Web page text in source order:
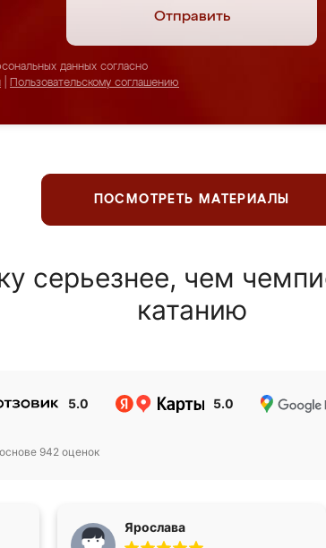
Отправить
данных согласно
Пользовательскому соглашению
ПОСМОТРЕТЬ МАТЕРИАЛЫ
серьезнее, чем
катанию
5.0 5.0
942 оценок
Ярослава